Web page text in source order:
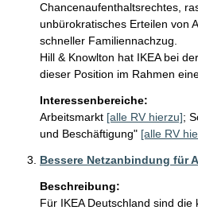
Chancenaufenthaltsrechtes,
unbürokratisches Erteilen von
schneller Familiennachzug.
Hill & Knowlton hat IKEA bei
Interessenbereiche:
Arbeitsmarkt [alle RV hierzu];
und Beschäftigung" [alle RV
Bessere Netzanbindung für
Beschreibung:
Für IKEA Deutschland sind